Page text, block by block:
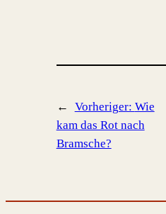
← Vorheriger: Wie
kam das Rot nach
Bramsche?